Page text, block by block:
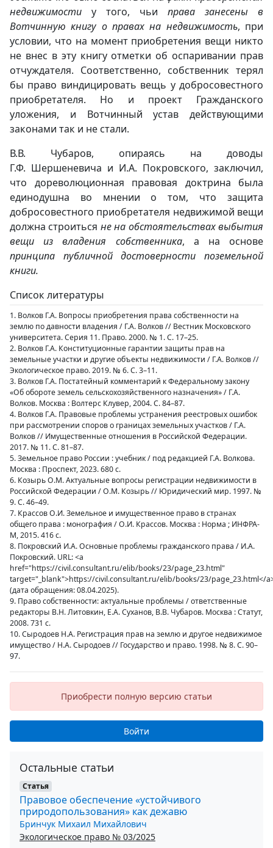
недвижимости у того, чьи права занесены в
Вотчинную книгу о правах на недвижимость, при
условии, что на момент приобретения вещи никто
не внес в эту книгу отметки об оспаривании прав
отчуждателя. Соответственно, собственник терял
бы право виндицировать вещь у добросовестного
приобретателя. Но и проект Гражданского
уложения, и Вотчинный устав действующими
законами так и не стали.
В.В. Чубаров, опираясь на доводы
Г.Ф. Шершеневича и И.А. Покровского, заключил,
что дореволюционная правовая доктрина была
единодушна во мнении о том, что защита
добросовестного приобретателя недвижимой вещи
должна строиться не на обстоятельствах выбытия
вещи из владения собственника, а на основе
принципа публичной достоверности поземельной
книги.
Список литературы
1. Волков Г.А. Вопросы приобретения права собственности на
землю по давности владения / Г.А. Волков // Вестник Московского
университета. Серия 11. Право. 2000. № 1. С. 17–25.
2. Волков Г.А. Конституционные гарантии защиты прав на
земельные участки и другие объекты недвижимости / Г.А. Волков //
Экологическое право. 2019. № 6. С. 3–11.
3. Волков Г.А. Постатейный комментарий к Федеральному закону
«Об обороте земель сельскохозяйственного назначения» / Г.А.
Волков. Москва : Волтерс Клувер, 2004. С. 84–87.
4. Волков Г.А. Правовые проблемы устранения реестровых ошибок
при рассмотрении споров о границах земельных участков / Г.А.
Волков // Имущественные отношения в Российской Федерации.
2017. № 11. С. 81–87.
5. Земельное право России : учебник / под редакцией Г.А. Волкова.
Москва : Проспект, 2023. 680 с.
6. Козырь О.М. Актуальные вопросы регистрации недвижимости в
Российской Федерации / О.М. Козырь // Юридический мир. 1997. №
9. С. 46–49.
7. Крассов О.И. Земельное и имущественное право в странах
общего права : монография / О.И. Крассов. Москва : Норма ; ИНФРА-
М, 2015. 416 с.
8. Покровский И.А. Основные проблемы гражданского права / И.А.
Покровский. URL: <a
href="https://civil.consultant.ru/elib/books/23/page_23.html"
target="_blank">https://civil.consultant.ru/elib/books/23/page_23.html</
(дата обращения: 08.04.2025).
9. Право собственности: актуальные проблемы / ответственные
редакторы В.Н. Литовкин, Е.А. Суханов, В.В. Чубаров. Москва : Статут,
2008. 731 с.
10. Сыродоев Н.А. Регистрация прав на землю и другое недвижимое
имущество / Н.А. Сыродоев // Государство и право. 1998. № 8. С. 90–
97.
Приобрести полную версию статьи
Войти
Остальные статьи
Статья
Правовое обеспечение «устойчивого
природопользования» как дежавю
Бринчук Михаил Михайлович
Экологическое право № 03/2025